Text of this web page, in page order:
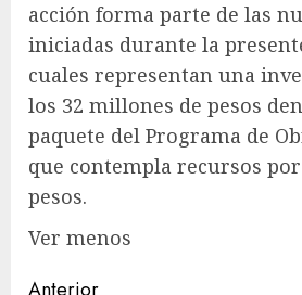
acción forma parte de las
iniciadas durante la
cuales representan una
los 32 millones de pesos
paquete del Programa de
que contempla recursos
pesos.
Ver menos